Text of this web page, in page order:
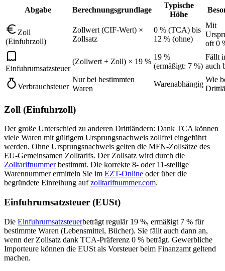
Abgabe Berechnungsgrundlage
Typische
Höhe
Zoll
(Einfuhrzoll)
Zollwert (CIF-Wert) ×
Zollsatz
0 % (TCA) bis
12 % (ohne)
Mit
oft 0
Einfuhrumsatzsteuer
(Zollwert + Zoll) × 19 %
19 %
(ermäßigt: 7 %)
Fällt
auch
Verbrauchsteuer
Nur bei bestimmten
Waren
Warenabhängig
Wie
Zoll (Einfuhrzoll)
Der große Unterschied zu anderen Drittländern: Dank TCA können
viele Waren mit gültigem Ursprungsnachweis zollfrei eingeführt
werden. Ohne Ursprungsnachweis gelten die MFN-Zollsätze des
EU-Gemeinsamen Zolltarifs. Der Zollsatz wird durch die
Zolltarifnummerbestimmt. Die korrekte 8- oder 11-stellige
Warennummer ermitteln Sie im EZT-Online oder über die
begründete Einreihung auf zolltarifnummer.com.
Einfuhrumsatzsteuer (EUSt)
Die Einfuhrumsatzsteuerbeträgt regulär 19 %, ermäßigt 7 % für
bestimmte Waren (Lebensmittel, Bücher). Sie fällt auch dann an,
wenn der Zollsatz dank TCA-Präferenz 0 % beträgt. Gewerbliche
Importeure können die EUSt als Vorsteuer beim Finanzamt geltend
machen.